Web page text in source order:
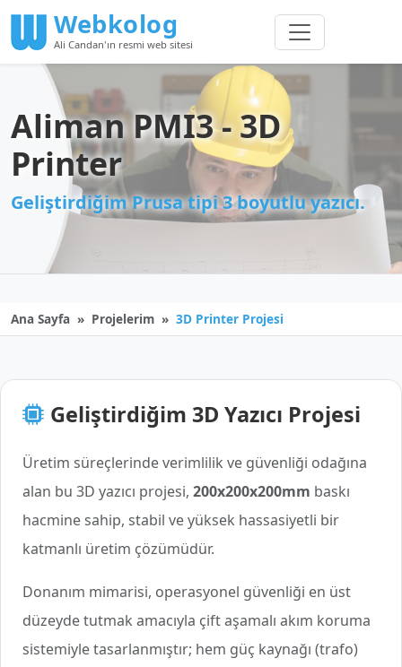
Webkolog
Ali Candan'ın resmi web sitesi
Aliman PMI3 - 3D
Printer
Geliştirdiğim Prusa tipi 3 boyutlu yazıcı.
Ana Sayfa Projelerim 3D Printer Projesi
Geliştirdiğim 3D Yazıcı Projesi
Üretim süreçlerinde verimlilik ve güvenliği odağına
alan bu 3D yazıcı projesi, 200x200x200mm baskı
hacmine sahip, stabil ve yüksek hassasiyetli bir
katmanlı üretim çözümüdür.
Donanım mimarisi, operasyonel güvenliği en üst
düzeyde tutmak amacıyla çift aşamalı akım koruma
sistemiyle tasarlanmıştır; hem güç kaynağı (trafo)